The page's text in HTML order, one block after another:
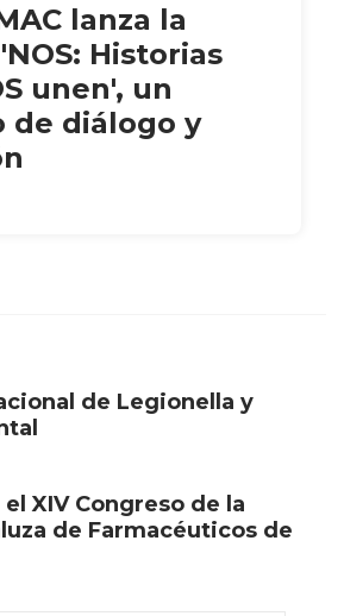
lanza la
Historias
unen', un
de diálogo y
de Legionella y
XIV Congreso de la
de Farmacéuticos de